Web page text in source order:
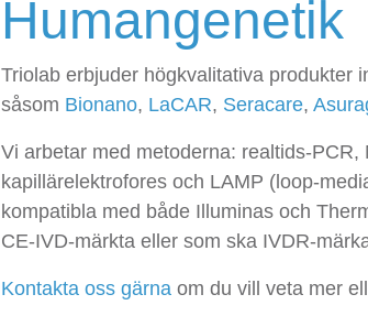
Humangenetik
Triolab erbjuder högkvalitativa produkter
såsom Bionano, LaCAR, Seracare,
Vi arbetar med metoderna: realtids-
kapillärelektrofores och LAMP (loop-
kompatibla med både Illuminas och
CE-IVD-märkta eller som ska IVDR-
Kontakta oss gärna om du vill veta mer